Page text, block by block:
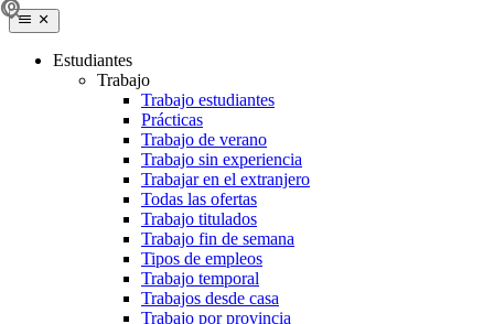
Estudiantes
Trabajo
Trabajo estudiantes
Prácticas
Trabajo de verano
Trabajo sin experiencia
Trabajar en el extranjero
Todas las ofertas
Trabajo titulados
Trabajo fin de semana
Tipos de empleos
Trabajo temporal
Trabajos desde casa
Trabajo por provincia